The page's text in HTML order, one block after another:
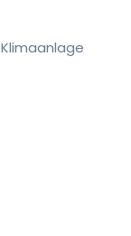
Klimaanlage